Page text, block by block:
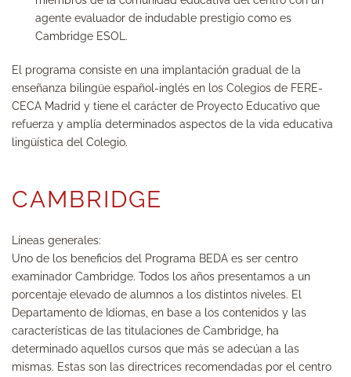
agente evaluador de indudable prestigio como es
Cambridge ESOL.
El programa consiste en una implantación gradual de la
enseñanza bilingüe español-inglés en los Colegios de FERE-
CECA Madrid y tiene el carácter de Proyecto Educativo que
refuerza y amplía determinados aspectos de la vida educativa
lingüística del Colegio.
CAMBRIDGE
Líneas generales:
Uno de los beneficios del Programa BEDA es ser centro
examinador Cambridge. Todos los años presentamos a un
porcentaje elevado de alumnos a los distintos niveles. El
Departamento de Idiomas, en base a los contenidos y las
características de las titulaciones de Cambridge, ha
determinado aquellos cursos que más se adecúan a las
mismas. Estas son las directrices recomendadas por el centro